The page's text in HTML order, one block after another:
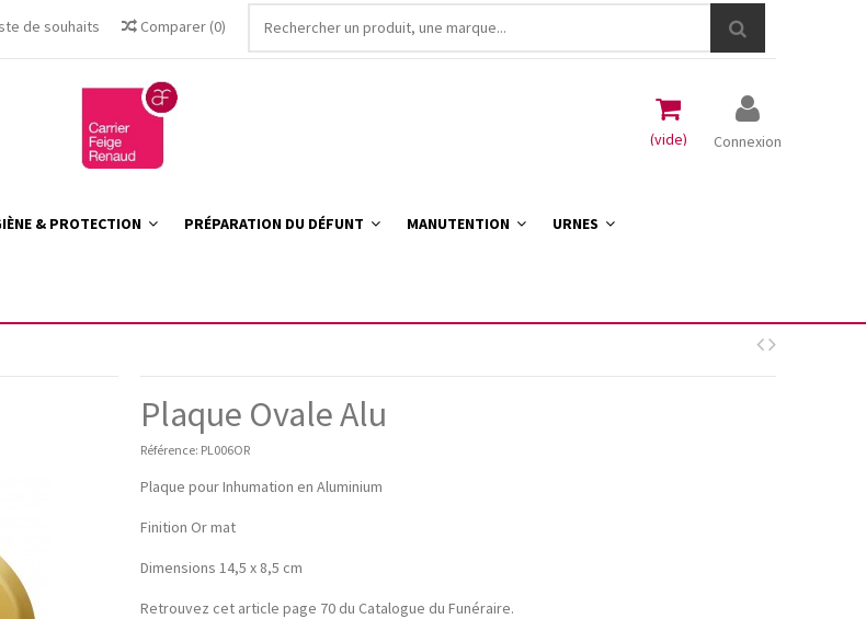
Comparer (0)
de souhaits
Connexion
(vide)
& PROTECTION PRÉPARATION DU DÉFUNT MANUTENTION URNES
Plaque Ovale Alu
Référence: PL006OR
Plaque pour Inhumation en Aluminium
Finition Or mat
Dimensions 14,5 x 8,5 cm
Retrouvez cet article page 70 du Catalogue du Funéraire.